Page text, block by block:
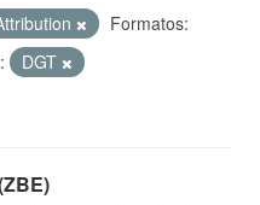
Formatos:
DGT